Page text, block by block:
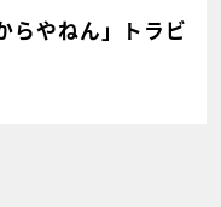
らやねん」トラビ